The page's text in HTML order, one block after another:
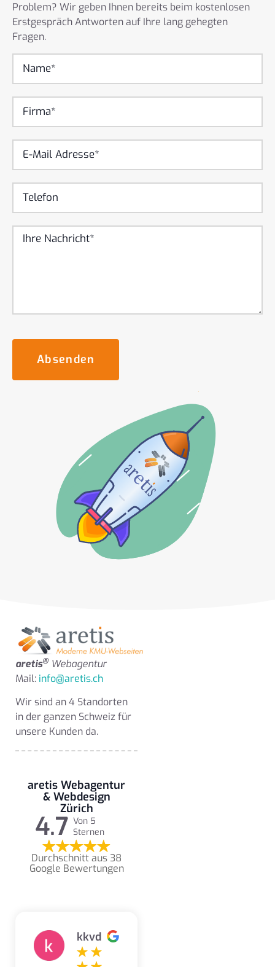
Problem? Wir geben Ihnen bereits beim kostenlosen
Erstgespräch Antworten auf Ihre lang gehegten
Fragen.
Absenden
aretis® Webagentur
Mail: info@aretis.ch
Wir sind an 4 Standorten
in der ganzen Schweiz für
unsere Kunden da.
aretis Webagentur
& Webdesign
Zürich
4.7 Von 5
Sternen
Durchschnitt aus 38
Google Bewertungen
kkvd